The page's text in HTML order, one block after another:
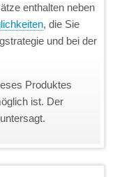
enthalten neben
, die Sie
und bei der
Produktes
ist. Der